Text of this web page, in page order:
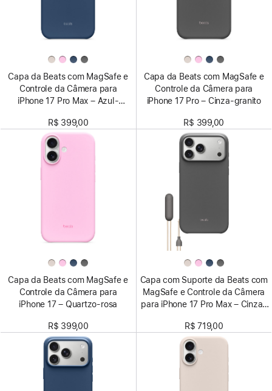
Capa da Beats com MagSafe e
Controle da Câmera para
iPhone 17 Pro Max – Azul-
R$ 399,00
Capa da Beats com MagSafe e
Controle da Câmera para
iPhone 17 Pro – Cinza-granito
R$ 399,00
Capa da Beats com MagSafe e
Controle da Câmera para
iPhone 17 – Quartzo-rosa
R$ 399,00
Capa com Suporte da Beats com
MagSafe e Controle da Câmera
para iPhone 17 Pro Max – Cinza-
R$ 719,00